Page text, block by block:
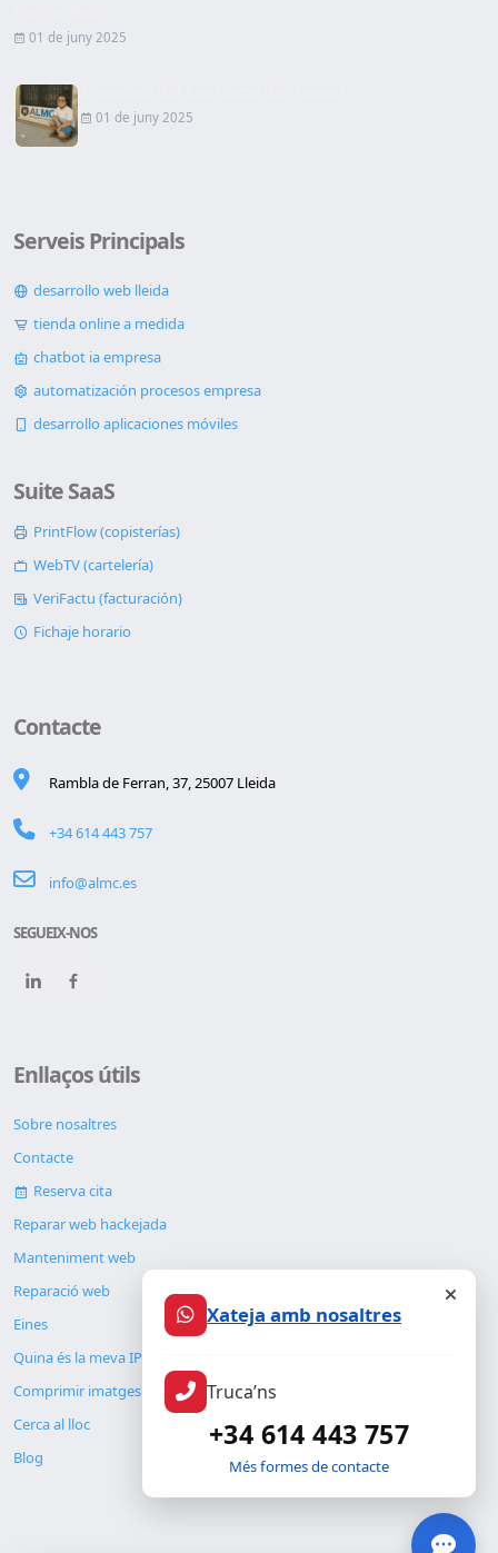
01 de juny 2025
01 de juny 2025
Serveis Principals
desarrollo web lleida
tienda online a medida
chatbot ia empresa
automatización procesos empresa
desarrollo aplicaciones móviles
Suite SaaS
PrintFlow (copisterías)
WebTV (cartelería)
VeriFactu (facturación)
Fichaje horario
Contacte
Rambla de Ferran, 37, 25007 Lleida
+34 614 443 757
info@almc.es
SEGUEIX-NOS
Enllaços útils
Sobre nosaltres
Contacte
Reserva cita
Reparar web hackejada
Manteniment web
Reparació web
Eines
Quina és la meva IP
Comprimir imatges
Cerca al lloc
Blog
Xateja amb nosaltres
Truca’ns
+34 614 443 757
Més formes de contacte